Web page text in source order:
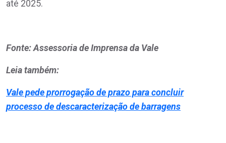
até 2025.
Fonte: Assessoria de Imprensa da Vale
Leia também:
Vale pede prorrogação de prazo para concluir
processo de descaracterização de barragens